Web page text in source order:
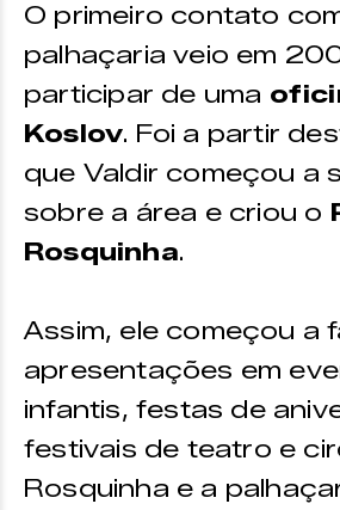
O primeiro contato
palhaçaria veio em
participar de uma
Koslov. Foi a partir
que Valdir começou a
sobre a área e criou o
Rosquinha.
Assim, ele começou a
apresentações em
infantis, festas de
festivais de teatro e
Rosquinha e a